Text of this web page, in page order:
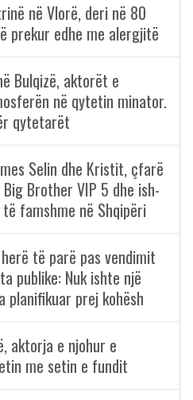
në Vlorë, deri në 80
prekur edhe me alergjitë
Bulqizë, aktorët e
në qytetin minator.
qytetarët
Selin dhe Kristit, çfarë
Brother VIP 5 dhe ish-
famshme në Shqipëri
të parë pas vendimit
publike: Nuk ishte një
planifikuar prej kohësh
aktorja e njohur e
me setin e fundit